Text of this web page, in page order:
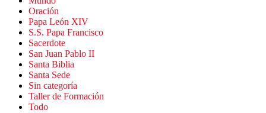
Oración
Papa León XIV
S.S. Papa Francisco
Sacerdote
San Juan Pablo II
Santa Biblia
Santa Sede
Sin categoría
Taller de Formación
Todo